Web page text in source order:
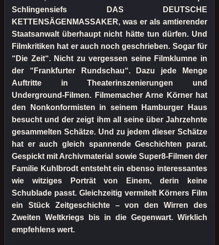
Schlingensiefs DAS DEUTSCHE
KETTENSÄGENMASSAKER, was er als amtierender
Staatsanwalt überhaupt nicht hätte tun dürfen. Und
Filmkritiken hat er auch noch geschrieben. Sogar für
“Die Zeit“. Nicht zu vergessen seine Filmklumne in
der “Frankfurter Rundschau“. Dazu jede Menge
Auftritte in Theaterinszenierungen und
Underground-Filmen. Filmemacher Arne Körner hat
den Nonkonformisten in seinem Hamburger Haus
besucht und der zeigt ihm all seine über Jahrzehnte
gesammelten Schätze. Und zu jedem dieser Schätze
hat er auch gleich spannende Geschichten parat.
Gespickt mit Archivmaterial sowie Super8-Filmen der
Familie Kuhlbrodt entsteht ein ebenso interessantes
wie witziges Porträt von Einem, derin keine
Schublade passt. Gleichzeitig vermitelt Körners Film
ein Stück Zeitgeschichte – von den Wirren des
Zweiten Weltkriegs bis in die Gegenwart. Wirklich
empfehlens wert.